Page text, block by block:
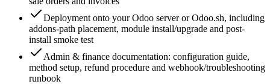
Deployment onto your Odoo server or Odoo.sh, including
addons-path placement, module install/upgrade and post-
install smoke test
Admin & finance documentation: configuration guide,
method setup, refund procedure and webhook/troubleshooting
runbook